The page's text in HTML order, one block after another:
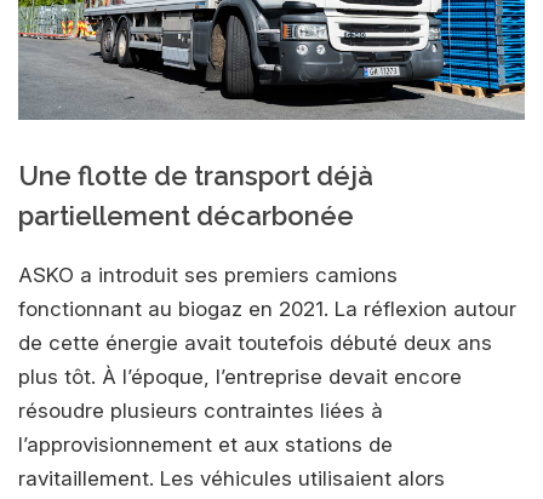
Une flotte de transport déjà
partiellement décarbonée
ASKO a introduit ses premiers camions
fonctionnant au biogaz en 2021. La réflexion autour
de cette énergie avait toutefois débuté deux ans
plus tôt. À l’époque, l’entreprise devait encore
résoudre plusieurs contraintes liées à
l’approvisionnement et aux stations de
ravitaillement. Les véhicules utilisaient alors